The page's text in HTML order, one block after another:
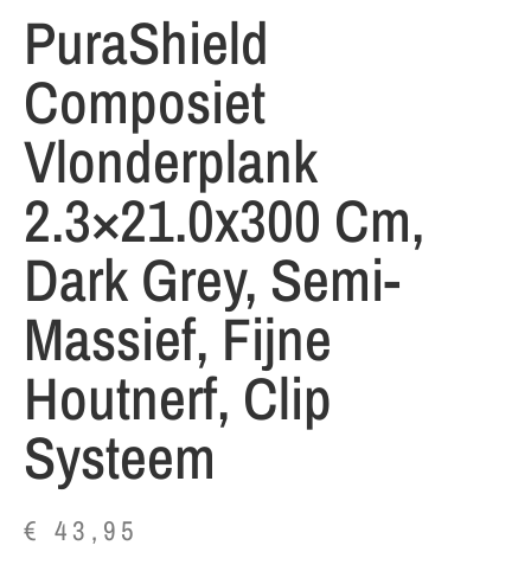
PuraShield
Composiet
Vlonderplank
2.3×21.0x300 Cm,
Dark Grey, Semi-
Massief, Fijne
Houtnerf, Clip
Systeem
€ 43,95